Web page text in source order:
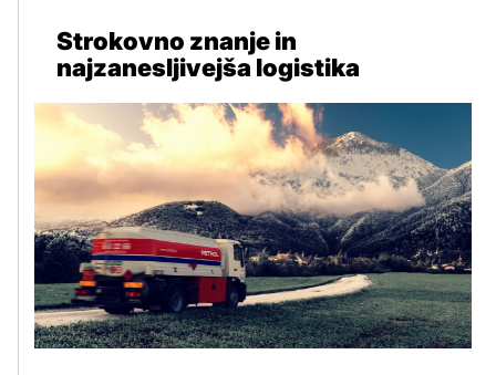
Strokovno znanje in
najzanesljivejša logistika